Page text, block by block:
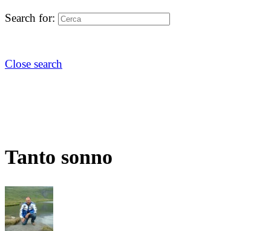
Search for:
Close search
Tanto sonno